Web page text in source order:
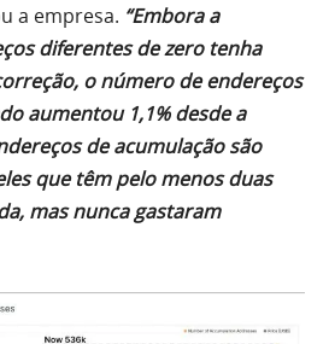
a empresa. “Embora a
diferentes de zero tenha
o número de endereços
aumentou 1,1% desde a
de acumulação são
que têm pelo menos duas
mas nunca gastaram